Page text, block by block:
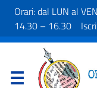
Orari: dal LUN al
14.30 – 16.30